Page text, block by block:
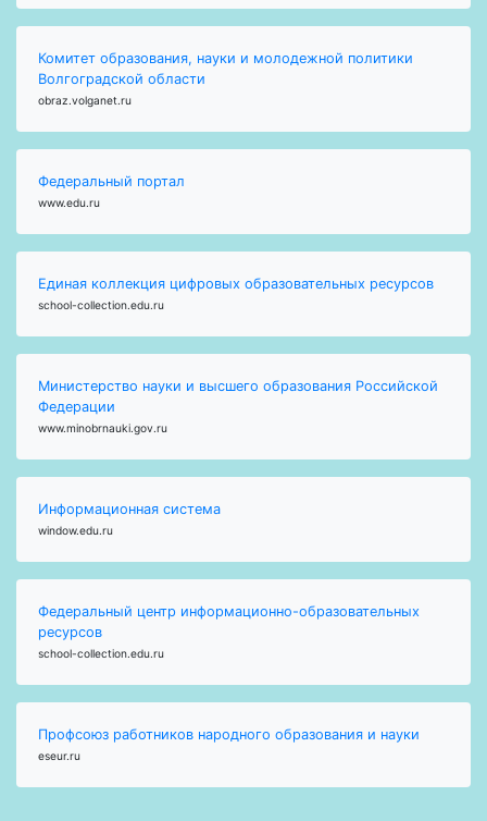
Комитет образования, науки и молодежной политики
Волгоградской области
obraz.volganet.ru
Федеральный портал
www.edu.ru
Единая коллекция цифровых образовательных ресурсов
school-collection.edu.ru
Министерство науки и высшего образования Российской
Федерации
www.minobrnauki.gov.ru
Информационная система
window.edu.ru
Федеральный центр информационно-образовательных
ресурсов
school-collection.edu.ru
Профсоюз работников народного образования и науки
eseur.ru